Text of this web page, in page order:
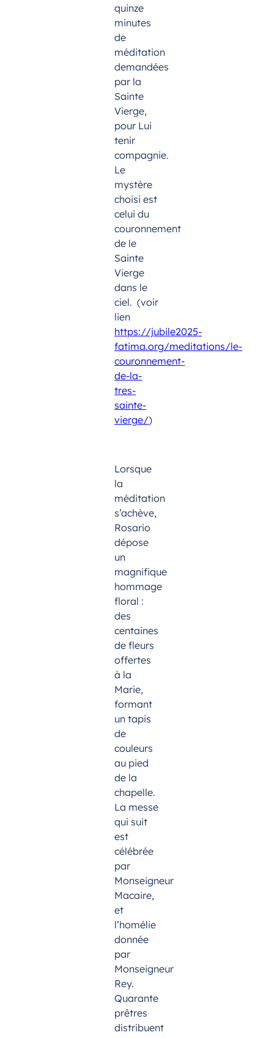
quinze
minutes
de
méditation
demandées
par la
Sainte
Vierge,
pour Lui
tenir
compagnie.
Le
mystère
choisi est
celui du
couronnement
de le
Sainte
Vierge
dans le
ciel. (voir
lien
https://jubile2025-
fatima.org/meditations/le-
couronnement-
de-la-
tres-
sainte-
vierge/)
Lorsque
la
méditation
s’achève,
Rosario
dépose
un
magnifique
hommage
floral :
des
centaines
de fleurs
offertes
à la
Marie,
formant
un tapis
de
couleurs
au pied
de la
chapelle.
La messe
qui suit
est
célébrée
par
Monseigneur
Macaire,
et
l’homélie
donnée
par
Monseigneur
Rey.
Quarante
prêtres
distribuent